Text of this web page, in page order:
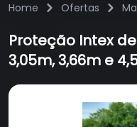
Home Ofertas
Proteção Intex
3,05m, 3,66m e
de 4,72m x